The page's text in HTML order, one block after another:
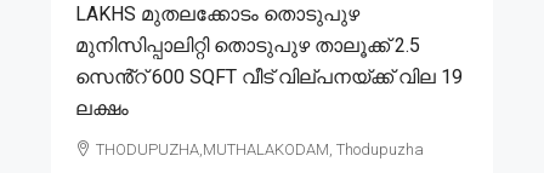
LAKHS മുതലക്കോടം തൊടുപുഴ
മുനിസിപ്പാലിറ്റി തൊടുപുഴ താലൂക്ക് 2.5
സെൻ്റ് 600 SQFT വീട് വില്പനയ്ക്ക് വില 19
ലക്ഷം
THODUPUZHA,MUTHALAKODAM, Thodupuzha